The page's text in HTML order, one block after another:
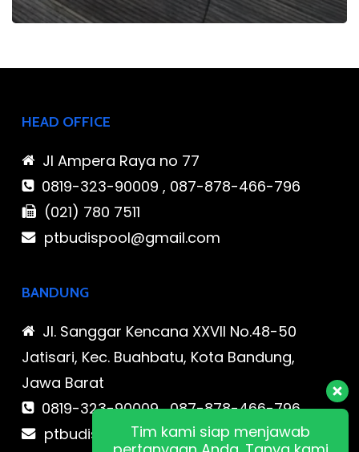
HEAD OFFICE
Jl Ampera Raya no 77
0819-323-90009 , 087-878-466-796
(021) 780 7511
ptbudispool@gmail.com
BANDUNG
Jl. Sanggar Kencana XXVII No.48-50
Jatisari, Kec. Buahbatu, Kota Bandung,
Jawa Barat
0819-323-90009 , 087-878-466-796
ptbudispool@gmail.comTim kami siap menjawab